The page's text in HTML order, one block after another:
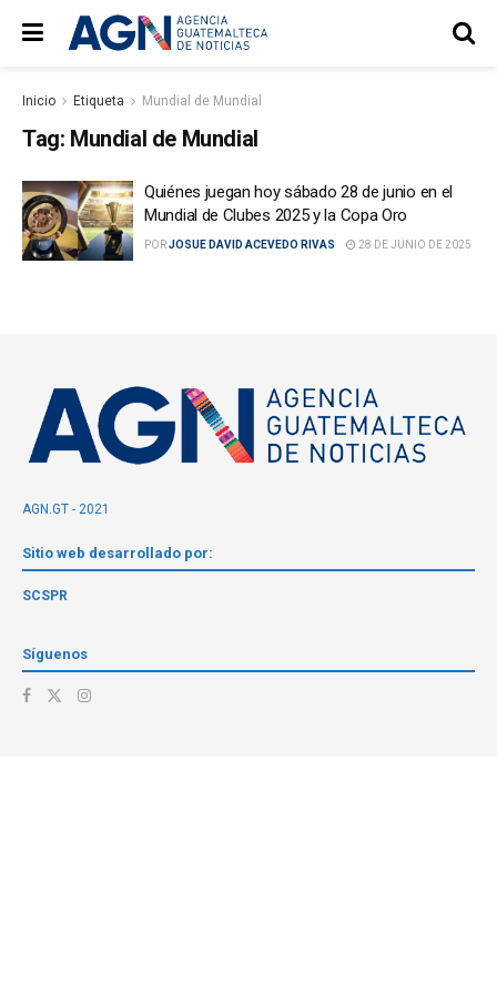
Inicio Etiqueta Mundial de Mundial
Tag: Mundial de Mundial
Quiénes juegan hoy sábado 28 de junio en el
Mundial de Clubes 2025 y la Copa Oro
PORJOSUE DAVID ACEVEDO RIVAS 28 DE JUNIO DE 2025
AGN.GT - 2021
Sitio web desarrollado por:
SCSPR
Síguenos